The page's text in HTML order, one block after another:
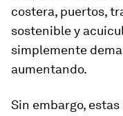
costera, puertos,
sostenible y
simplemente
aumentando.
Sin embargo,